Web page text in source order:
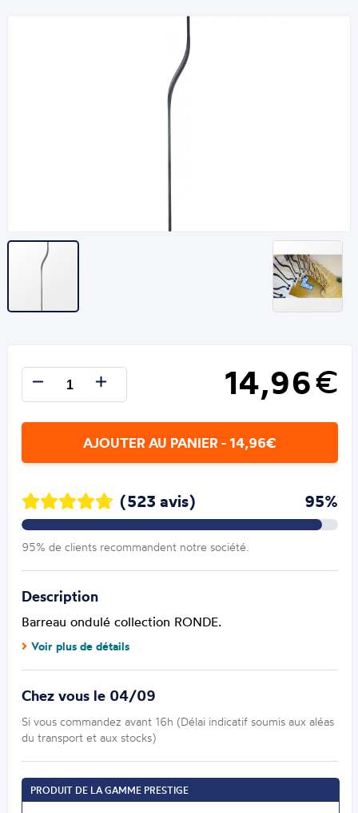
14,96€
AJOUTER AU PANIER - 14,96€
(523 avis) 95%
95% de clients recommandent notre société.
Description
Barreau ondulé collection RONDE.
Voir plus de détails
Chez vous le 04/09
Si vous commandez avant 16h (Délai indicatif soumis aux aléas
du transport et aux stocks)
PRODUIT DE LA GAMME PRESTIGE